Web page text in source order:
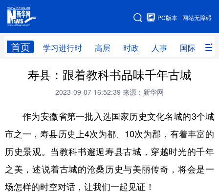
网站无障碍
PC版本
首页 学习进行时 高层 时政 人事 国际 财
网站地图
学习进行时 高层 时政 人事
财经 网评
台湾 思客智库 全球连线 教育
科技 科创 量子 体育
文化 书画 健康 军事
访谈 视频 图片 政务
寿县：跟着教科书品味千年古城
2023-09-07 16:52:39 来源：新华网
作为安徽省第一批入选国家历史文化名城的3个城
市之一，寿县历史上4次为都、10次为郡，有着丰富的
历史景观。当教科书邂逅寿县古城，穿越时光的千年
之美，述说着古城的沧桑历史与美丽传奇，将会是一
场怎样的时空对话，让我们一起见证！